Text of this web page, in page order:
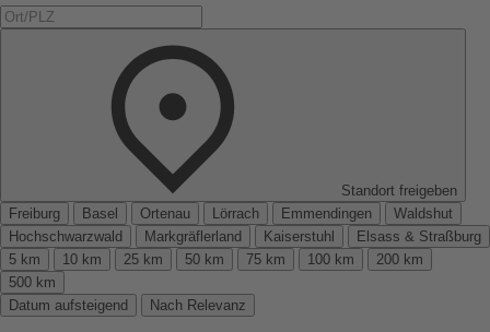
Standort freigeben
Freiburg
Basel Ortenau Lörrach Emmendingen
Waldshut
Hochschwarzwald
Markgräflerland Kaiserstuhl
Elsass & Straßburg
5 km
10 km 25 km 50 km 75 km 100 km
200 km
500 km
Datum aufsteigend
Nach Relevanz